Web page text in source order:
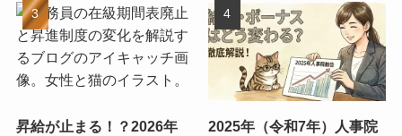
昇給が止まる！？2026年
2025年（令和7年）人事院